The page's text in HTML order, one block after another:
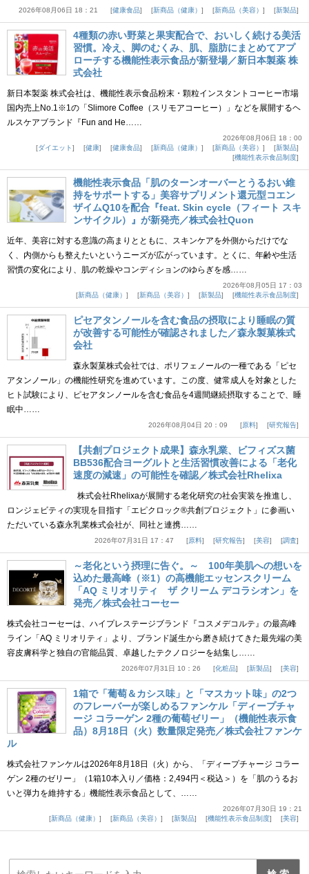
2026年08月06日 18：21 健康食品 新商品（健康） 新商品（美容） 新製品
4種類の赤い野菜と果実配合で、おいしく続ける美活
習慣。冷え、脚のむくみ、肌、脂肪にまとめてアプ
ローチする機能性表示食品が新登場／新日本製薬 株
式会社
新日本製薬 株式会社は、機能性表示食品粉末・顆粒インスタントコーヒー市場
国内売上No.1※1の「Slimore Coffee（スリモアコーヒー）」などを展開するヘ
ルスケアブランド『Fun and He……
2026年08月06日 18：00
ダイエット
健康 健康食品 新商品（健康） 新商品（美容）
新製品
機能性表示食品制度
機能性表示食品「肌のターンオーバーとうるおい維
持をサポートする」美容サプリメント還元型コエン
ザイムQ10を配合『feat. Skin cycle（フィート スキ
ンサイクル）』が新発売／株式会社Quon
近年、美容に対する意識の高まりとともに、スキンケアを外側からだけでな
く、内側からも整えたいというニーズが広がっています。とくに、年齢や生活
習慣の変化により、肌の乾燥やコンディションのゆらぎを感……
2026年08月05日 17：03
新商品（健康）
新商品（美容） 新製品 機能性表示食品制度
ピセアタンノールを含む食品の摂取により睡眠の質
が改善する可能性が確認されました／森永製菓株式
会社
森永製菓株式会社では、ポリフェノールの一種である「ピセ
アタンノール」の機能性研究を進めています。この度、健常成人を対象とした
ヒト試験により、ピセアタンノールを含む食品を4週間継続摂取することで、睡
眠中……
2026年08月04日 20：09 原料 研究報告
【共創プロジェクト成果】森永乳業、ビフィズス菌
BB536配合ヨーグルトと生活習慣改善による「老化
速度の減速」の可能性を確認／株式会社Rhelixa
株式会社Rhelixaが展開する老化研究の社会実装を推進し、
ロンジェビティの実現を目指す「エピクロック®共創プロジェクト」に参画い
ただいている森永乳業株式会社が、同社と連携……
2026年07月31日 17：47 原料 研究報告 美容 調査
～老化という摂理に告ぐ。～ 100年美肌への想いを
込めた最高峰（※1）の高機能エッセンスクリーム
「AQ ミリオリティ ザ クリーム デコラシオン」を
発売／株式会社コーセー
株式会社コーセーは、ハイプレステージブランド『コスメデコルテ』の最高峰
ライン「AQ ミリオリティ」より、ブランド誕生から磨き続けてきた最先端の美
容皮膚科学と独自の官能品質、卓越したテクノロジーを結集し……
2026年07月31日 10：26 化粧品 新製品 美容
1箱で「葡萄＆カシス味」と「マスカット味」の2つ
のフレーバーが楽しめるファンケル「ディープチャ
ージ コラーゲン 2種の葡萄ゼリー」（機能性表示食
品）8月18日（火）数量限定発売／株式会社ファンケ
ル
株式会社ファンケルは2026年8月18日（火）から、「ディープチャージ コラー
ゲン 2種のゼリー」（1箱10本入り／価格：2,494円＜税込＞）を「肌のうるお
いと弾力を維持する」機能性表示食品として、……
2026年07月30日 19：21
新商品（健康）
新商品（美容） 新製品 機能性表示食品制度 美容